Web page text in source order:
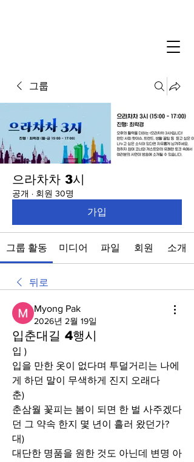
그룹
으라차차 3시
공개 · 회원 30명
가입
그룹 활동 미디어 파일 회원 소개
뒤로
Myong Pak
2026년 2월 19일
입춘대길 4행시
입 )
입을 만한 옷이 없다며 투덜거리는 나에
게 하던 말이 무색하게 진지 오래다
춘)
춘삼월 꽃피는 봄이 되면 한 벌 사주겠다
던 그 약속 한지 몇 년이 흘러 왔던가?
대)
대단한 명품을 원한 것도 아닌데 변명 아